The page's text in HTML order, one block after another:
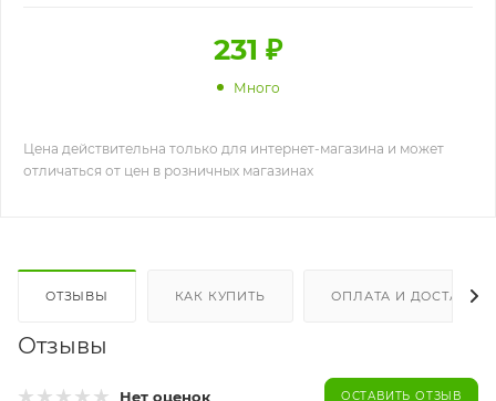
231 ₽
Много
Цена действительна только для интернет-магазина и может
отличаться от цен в розничных магазинах
ОТЗЫВЫ КАК КУПИТЬ ОПЛАТА И ДОСТАВКА
Отзывы
Нет оценок ОСТАВИТЬ ОТЗЫВ